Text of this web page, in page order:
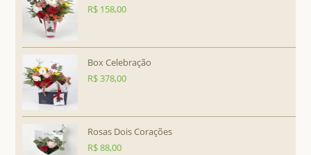
R$ 158,00
Box Celebração
R$378,00
Rosas Dois Corações
R$88,00